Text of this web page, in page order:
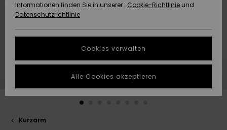
Highlights
Highlights
Starten Sie eine
um die
schnellste
Antwort auf Ihre
NACHHALTIGKEIT
SHOPS
QUIKSILVER APP
WUNSCHLISTE
Kurzarm
Informationen finden Sie in unserer : Cookie-Richtlinie und
Datenschutzrichtlinie
Cookies verwalten
Alle Cookies akzeptieren